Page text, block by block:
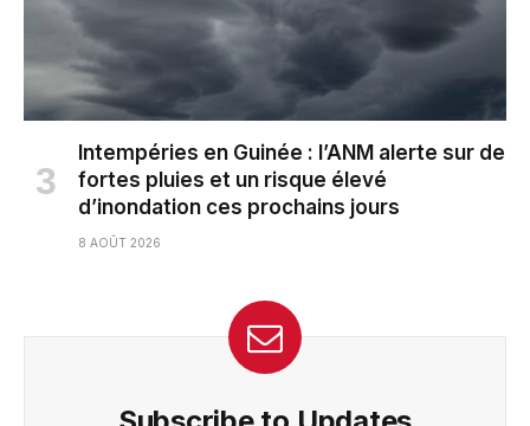
Intempéries en Guinée : l’ANM alerte sur de
fortes pluies et un risque élevé
d’inondation ces prochains jours
8 AOÛT 2026